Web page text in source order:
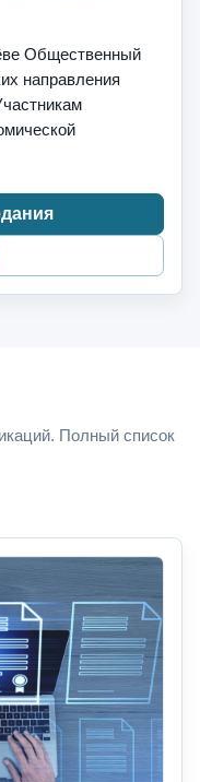
Общественный
направления
Полный список